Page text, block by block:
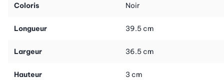
Coloris Noir
Longueur 39.5 cm
Largeur 36.5 cm
Hauteur 3 cm